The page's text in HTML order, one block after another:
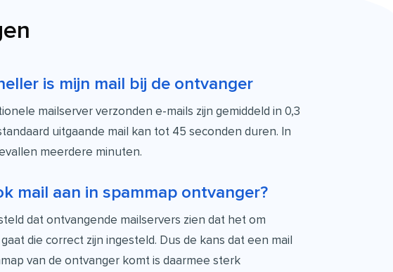
is mijn mail bij de ontvanger
mailserver verzonden e-mails zijn gemiddeld in 0,3
uitgaande mail kan tot 45 seconden duren. In
meerdere minuten.
mail aan in spammap ontvanger?
dat ontvangende mailservers zien dat het om
die correct zijn ingesteld. Dus de kans dat een mail
van de ontvanger komt is daarmee sterk